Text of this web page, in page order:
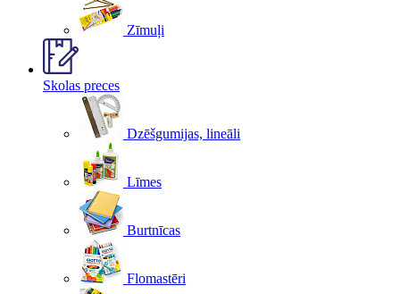
Zīmuļi
Skolas preces
Dzēšgumijas, lineāli
Līmes
Burtnīcas
Flomastēri